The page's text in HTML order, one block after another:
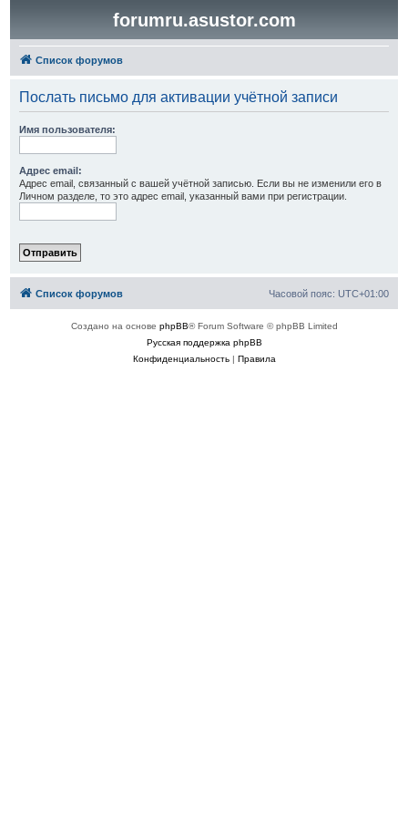
forumru.asustor.com
Список форумов
Послать письмо для активации учётной записи
Имя пользователя:
Адрес email:
Адрес email, связанный с вашей учётной записью. Если вы не изменили его в
Личном разделе, то это адрес email, указанный вами при регистрации.
Список форумов Часовой пояс: UTC+01:00
Создано на основе phpBB® Forum Software © phpBB Limited
Русская поддержка phpBB
Конфиденциальность| Правила